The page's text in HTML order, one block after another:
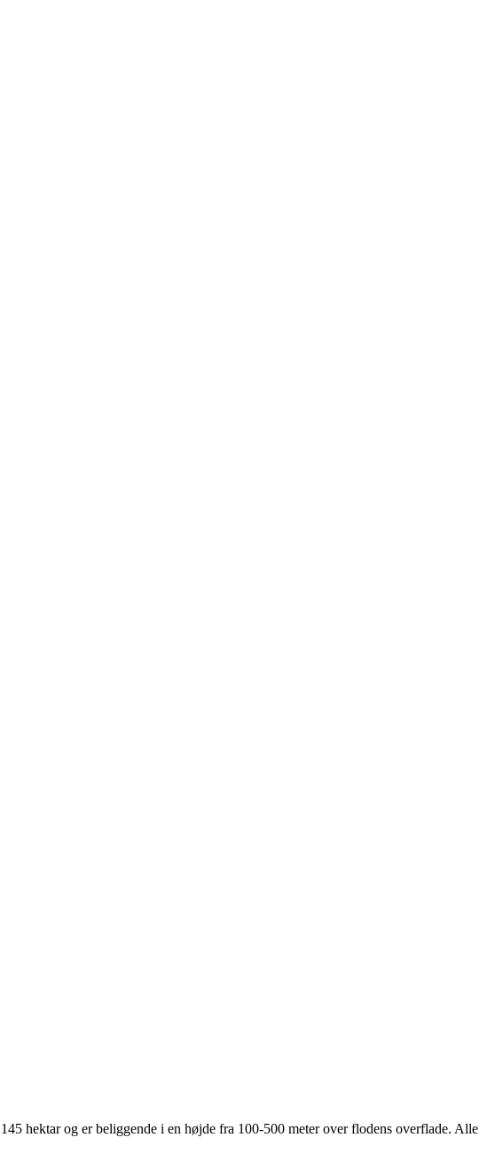
hektar og er beliggende i en højde fra 100-500 meter over flodens overflade. Alle